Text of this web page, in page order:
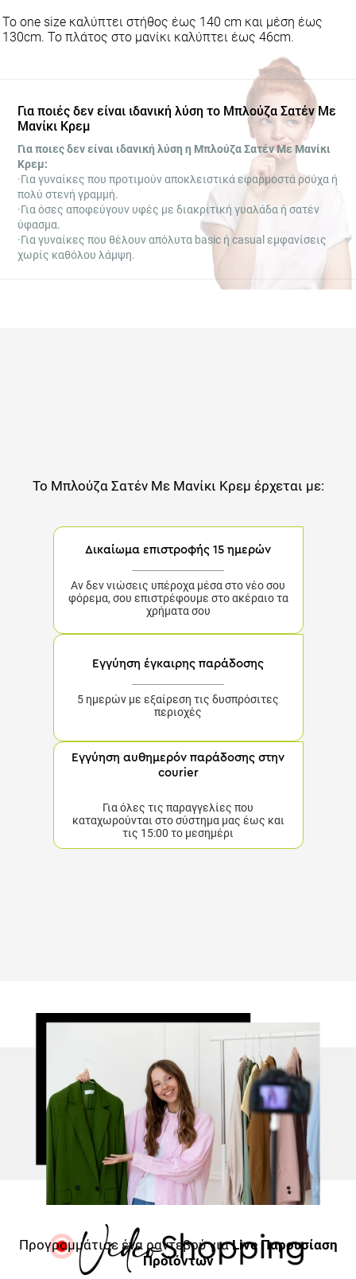
Το one size καλύπτει στήθος έως 140 cm και μέση έως
130cm. Το πλάτος στο μανίκι καλύπτει έως 46cm.
Για ποιές δεν είναι ιδανική λύση το Μπλούζα Σατέν Με
Μανίκι Κρεμ
Για ποιες δεν είναι ιδανική λύση η Μπλούζα Σατέν Με
Μανίκι Κρεμ:
·Για γυναίκες που προτιμούν αποκλειστικά εφαρμοστά ρούχα
ή πολύ στενή γραμμή.
·Για όσες αποφεύγουν υφές με διακριτική γυαλάδα ή σατέν
ύφασμα.
·Για γυναίκες που θέλουν απόλυτα basic ή casual εμφανίσεις
χωρίς καθόλου λάμψη.
Το Μπλούζα Σατέν Με Μανίκι Κρεμ έρχεται με:
Δικαίωμα επιστροφής 15 ημερών
Αν δεν νιώσεις υπέροχα μέσα στο νέο σου
φόρεμα, σου επιστρέφουμε στο ακέραιο τα
χρήματα σου
Εγγύηση έγκαιρης παράδοσης
5 ημερών με εξαίρεση τις δυσπρόσιτες
περιοχές
Εγγύηση αυθημερόν παράδοσης στην
courier
Για όλες τις παραγγελίες που
καταχωρούνται στο σύστημα μας έως και
τις 15:00 το μεσημέρι
Προγραμμάτισε ένα ραντεβού γιαLive Παρουσίαση
Προϊόντων